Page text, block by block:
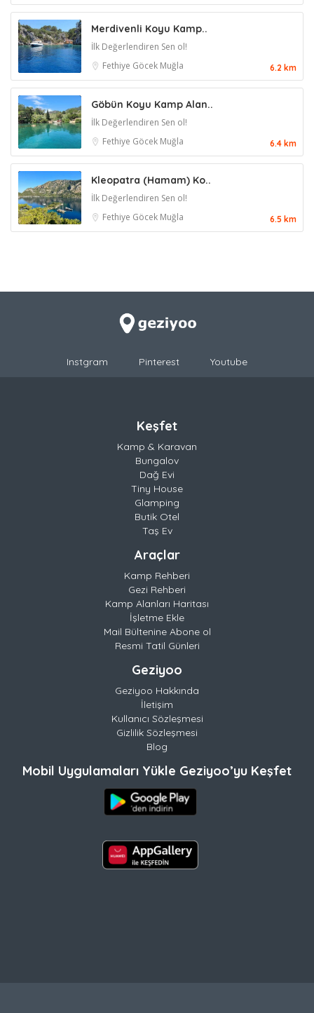
Merdivenli Koyu Kamp..
İlk Değerlendiren Sen ol!
Fethiye Göcek Muğla 6.2 km
Göbün Koyu Kamp Alan..
İlk Değerlendiren Sen ol!
Fethiye Göcek Muğla 6.4 km
Kleopatra (Hamam) Ko..
İlk Değerlendiren Sen ol!
Fethiye Göcek Muğla 6.5 km
Instgram Pinterest Youtube
Keşfet
Kamp & Karavan
Bungalov
Dağ Evi
Tiny House
Glamping
Butik Otel
Taş Ev
Araçlar
Kamp Rehberi
Gezi Rehberi
Kamp Alanları Haritası
İşletme Ekle
Mail Bültenine Abone ol
Resmi Tatil Günleri
Geziyoo
Geziyoo Hakkında
İletişim
Kullanıcı Sözleşmesi
Gizlilik Sözleşmesi
Blog
Mobil Uygulamaları Yükle Geziyoo’yu Keşfet